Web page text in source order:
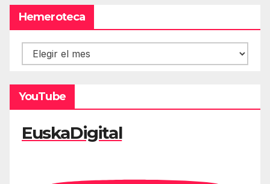
Hemeroteca
Hemeroteca
YouTube
EuskaDigital